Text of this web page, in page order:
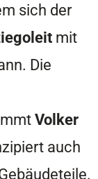
sich der
mit
Die
Volker
auch